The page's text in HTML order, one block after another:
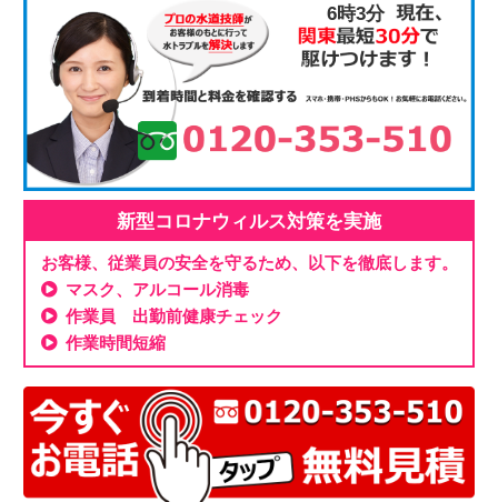
6時3分
新型コロナウィルス対策を実施
お客様、従業員の安全を守るため、以下を徹底します。
マスク、アルコール消毒
作業員 出勤前健康チェック
作業時間短縮